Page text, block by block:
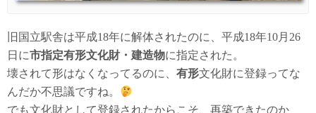
旧国立駅舎は平成18年に解体されたのに、平成18年10月26
日に市指定有形文化財・建造物に指定された。
壊されて形はなくなってるのに、 有形文化財に登録ってな
んだか不思議ですね。
でも文化財として登録されたからこそ、再築できたのか